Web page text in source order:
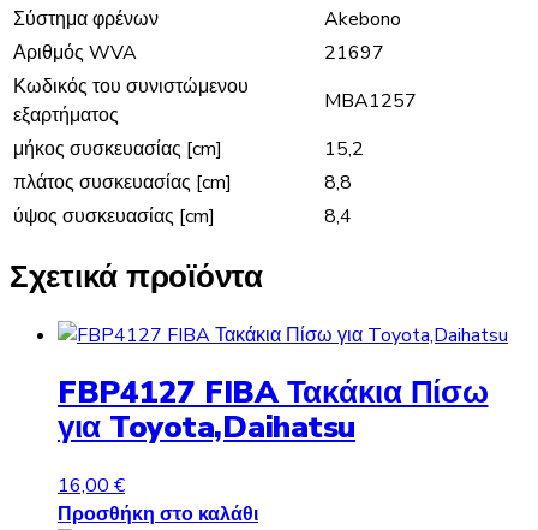
Σύστημα φρένων
Akebono
Αριθμός WVA
21697
Κωδικός του συνιστώμενου
εξαρτήματος
MBA1257
μήκος συσκευασίας [cm]
15,2
πλάτος συσκευασίας [cm]
8,8
ύψος συσκευασίας [cm]
8,4
Σχετικά προϊόντα
FBP4127 FIBA Τακάκια Πίσω
για Toyota,Daihatsu
16,00 €
Προσθήκη στο καλάθι